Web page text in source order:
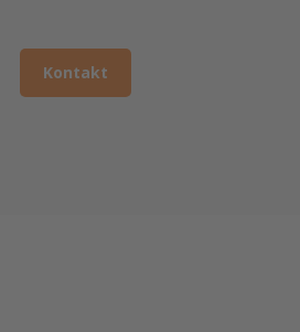
Kontakt